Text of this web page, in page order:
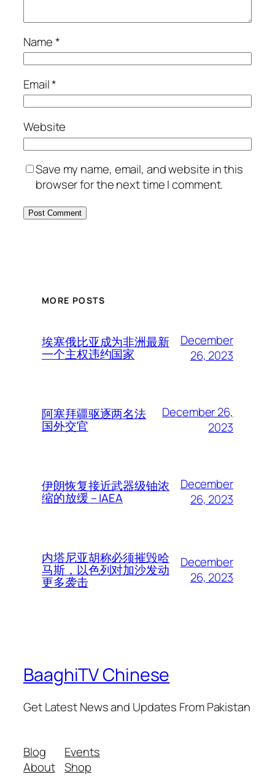
Name*
Email*
Website
Save my name, email, and website in this
browser for the next time I comment.
MORE POSTS
埃塞俄比亚成为非洲最新
一个主权违约国家
December
26, 2023
阿塞拜疆驱逐两名法
国外交官
December 26,
2023
伊朗恢复接近武器级铀浓
缩的放缓 – IAEA
December
26, 2023
内塔尼亚胡称必须摧毁哈
马斯，以色列对加沙发动
更多袭击
December
26, 2023
BaaghiTV Chinese
Get Latest News and Updates From Pakistan
Blog
About
Events
Shop